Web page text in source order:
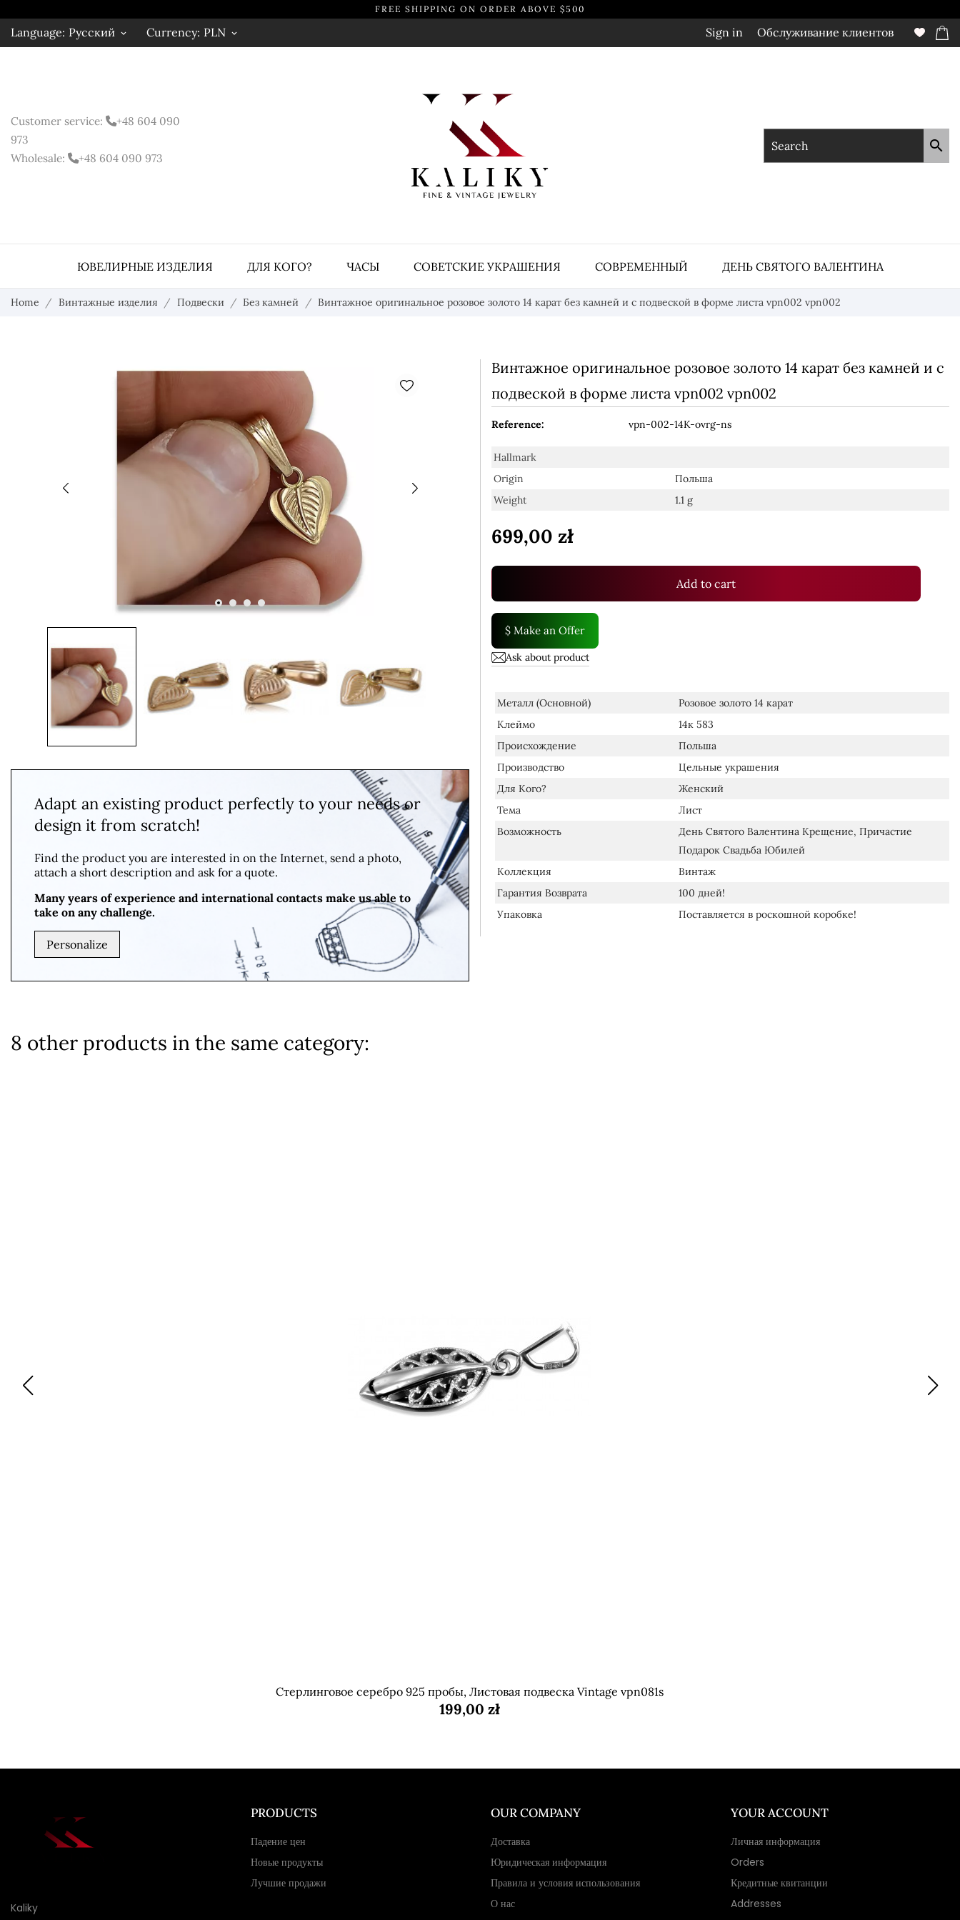
FREE SHIPPING ON ORDER ABOVE $500
Language: Русский keyboard_arrow_down Currency: PLN keyboard_arrow_down Sign in Обслуживание клиентов
Customer service: +48 604 090
973
Wholesale:
+48 604 090 973

ЮВЕЛИРНЫЕ ИЗДЕЛИЯ ДЛЯ КОГО? ЧАСЫ СОВЕТСКИЕ УКРАШЕНИЯ СОВРЕМЕННЫЙ ДЕНЬ СВЯТОГО ВАЛЕНТИНА
Home Винтажные изделия Подвески Без камней Винтажное оригинальное розовое золото 14 карат без камней и с подвеской в форме листа vpn002 vpn002
Adapt an existing product perfectly to your needs or
design it from scratch!
Find the product you are interested in on the Internet, send a photo,
attach a short description and ask for a quote.
Many years of experience and international contacts make us able to
take on any challenge.
Personalize
Винтажное оригинальное розовое золото 14 карат без камней и с
подвеской в форме листа vpn002 vpn002
Reference: vpn-002-14K-ovrg-ns
Hallmark
Origin
Польша
Weight
1.1 g
699,00 zł
Add to cart
$ Make an Offer
Ask about product
Металл (основной)
Розовое золото 14 карат
Клеймо
14к 583
Происхождение
Польша
Производство
Цельные украшения
Для Кого?
Женский
Тема
Лист
Возможность
День Святого Валентина Крещение, Причастие
Подарок Свадьба Юбилей
Коллекция
Винтаж
Гарантия Возврата
100 дней!
Упаковка
Поставляется в роскошной коробке!
8 other products in the same category:
Стерлинговое серебро 925 пробы, Листовая подвеска Vintage vpn081s
199,00 zł
Kaliky
PRODUCTS
Падение цен
Новые продукты
Лучшие продажи
OUR COMPANY
Доставка
Юридическая информация
Правила и условия использования
О нас
YOUR ACCOUNT
Личная информация
Orders
Кредитные квитанции
Addresses